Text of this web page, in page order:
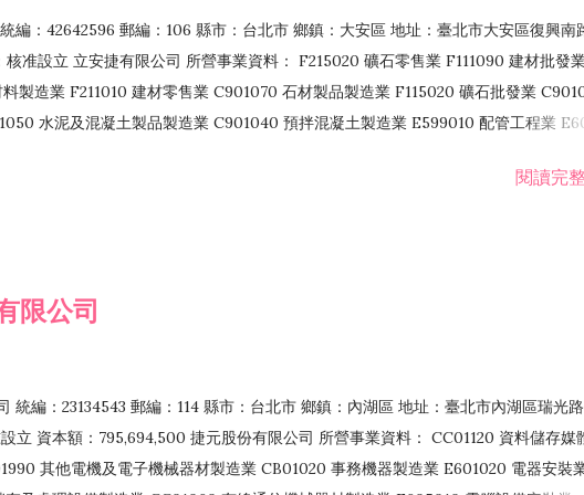
編：42642596 郵編：106 縣市：台北市 鄉鎮：大安區 地址：臺北市大安區復興南
核准設立 立安捷有限公司 所營事業資料： F215020 礦石零售業 F111090 建材批發
製造業 F211010 建材零售業 C901070 石材製品製造業 F115020 礦石批發業
水泥及混凝土製品製造業 C901040 預拌混凝土製造業 E599010 配管工程業
業 F102170 食品什貨批發業 F106020 日常用品批發業 F108031 醫療器材批發業
閱讀完
限公司
統編：23134543 郵編：114 縣市：台北市 鄉鎮：內湖區 地址：臺北市內湖區瑞光
立 資本額：795,694,500 捷元股份有限公司 所營事業資料： CC01120 資料儲存媒
其他電機及電子機械器材製造業 CB01020 事務機器製造業 E601020 電器安裝